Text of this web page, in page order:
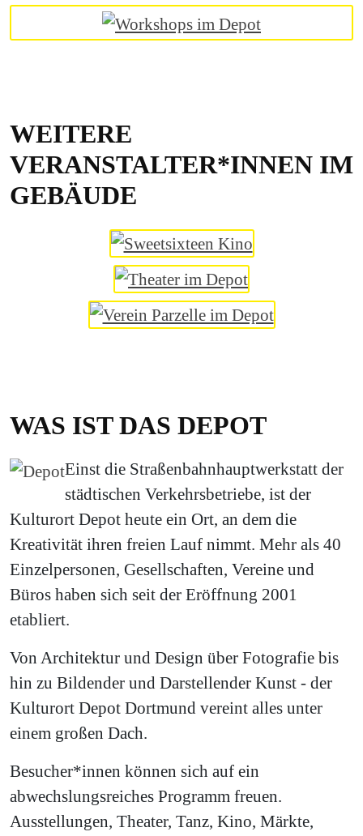
WEITERE
VERANSTALTER*INNEN IM
GEBÄUDE
WAS IST DAS DEPOT
Einst die Straßenbahnhauptwerkstatt der
städtischen Verkehrsbetriebe, ist der
Kulturort Depot heute ein Ort, an dem die
Kreativität ihren freien Lauf nimmt. Mehr als 40
Einzelpersonen, Gesellschaften, Vereine und
Büros haben sich seit der Eröffnung 2001
etabliert.
Von Architektur und Design über Fotografie bis
hin zu Bildender und Darstellender Kunst - der
Kulturort Depot Dortmund vereint alles unter
einem großen Dach.
Besucher*innen können sich auf ein
abwechslungsreiches Programm freuen.
Ausstellungen, Theater, Tanz, Kino, Märkte,